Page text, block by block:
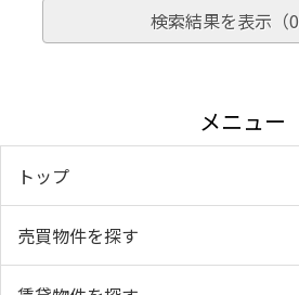
検索結果を表示（0
メニュー
トップ
売買物件を探す